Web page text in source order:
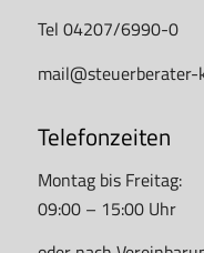
Tel 04207/6990-0
mail@steuerberater-
Telefonzeiten
Montag bis Freitag:
09:00 – 15:00 Uhr